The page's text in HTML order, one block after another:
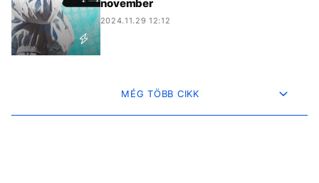
november
2024.11.29 12:12
MÉG TÖBB CIKK